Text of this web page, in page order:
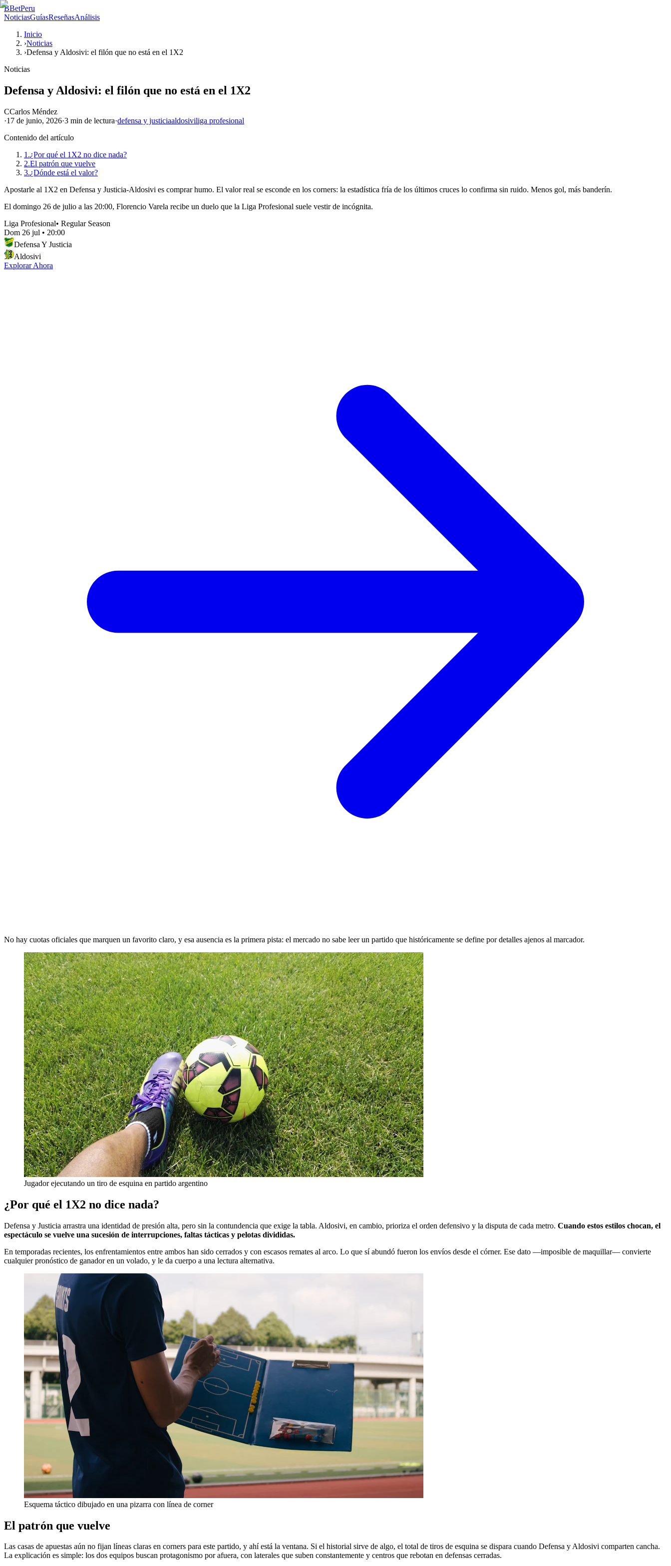
BBetPeru
NoticiasGuíasReseñasAnálisis
Inicio
›Noticias
›Defensa y Aldosivi: el filón que no está en el 1X2
Noticias
Defensa y Aldosivi: el filón que no está en el 1X2
CCarlos Méndez
·17 de junio, 2026·3 min de lectura·defensa y justiciaaldosiviliga profesional
Contenido del artículo
1.¿Por qué el 1X2 no dice nada?
2.El patrón que vuelve
3.¿Dónde está el valor?
Apostarle al 1X2 en Defensa y Justicia-Aldosivi es comprar humo. El valor real se esconde en los corners: la estadística fría de los últimos cruces lo confirma sin ruido. Menos gol, más banderín.
El domingo 26 de julio a las 20:00, Florencio Varela recibe un duelo que la Liga Profesional suele vestir de incógnita.
Liga Profesional• Regular Season
Dom 26 jul • 20:00
Defensa Y Justicia
Aldosivi
Explorar Ahora
No hay cuotas oficiales que marquen un favorito claro, y esa ausencia es la primera pista: el mercado no sabe leer un partido que históricamente se define por detalles ajenos al marcador.
Jugador ejecutando un tiro de esquina en partido argentino
¿Por qué el 1X2 no dice nada?
Defensa y Justicia arrastra una identidad de presión alta, pero sin la contundencia que exige la tabla. Aldosivi, en cambio, prioriza el orden defensivo y la disputa de cada metro. Cuando estos estilos chocan, el
espectáculo se vuelve una sucesión de interrupciones, faltas tácticas y pelotas divididas.
En temporadas recientes, los enfrentamientos entre ambos han sido cerrados y con escasos remates al arco. Lo que sí abundó fueron los envíos desde el córner. Ese dato —imposible de maquillar— convierte
cualquier pronóstico de ganador en un volado, y le da cuerpo a una lectura alternativa.
Esquema táctico dibujado en una pizarra con línea de corner
El patrón que vuelve
Las casas de apuestas aún no fijan líneas claras en corners para este partido, y ahí está la ventana. Si el historial sirve de algo, el total de tiros de esquina se dispara cuando Defensa y Aldosivi comparten cancha.
La explicación es simple: los dos equipos buscan protagonismo por afuera, con laterales que suben constantemente y centros que rebotan en defensas cerradas.